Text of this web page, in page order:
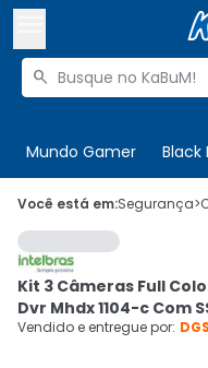
Buscar produtos

Mundo Gamer Black
 Olá. Acesse sua
 Departamentos
Cupons
Você está em:Segurança>
Kit 3 Câmeras Full
Dvr Mhdx 1104-c Com
Vendido e entregue por: